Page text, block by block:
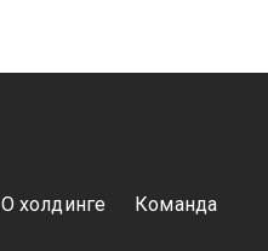
О холдинге Команда